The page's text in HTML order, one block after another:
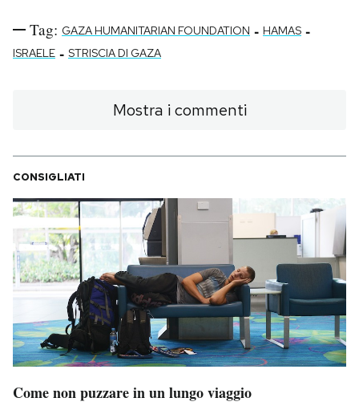
Tag: GAZA HUMANITARIAN FOUNDATION - HAMAS -
ISRAELE - STRISCIA DI GAZA
Mostra i commenti
CONSIGLIATI
Come non puzzare in un lungo viaggio